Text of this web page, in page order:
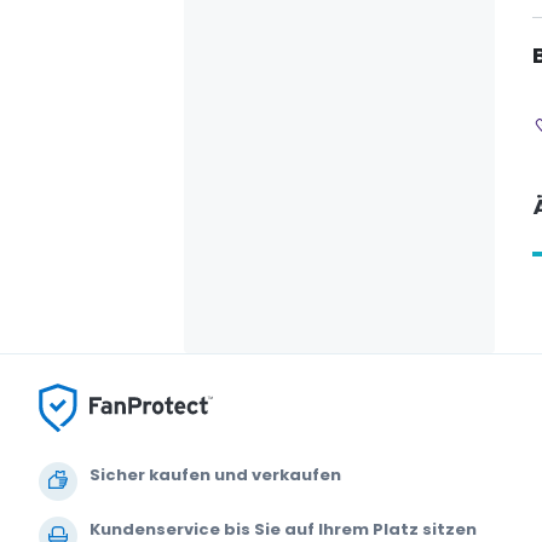
Sicher kaufen und verkaufen
Kundenservice bis Sie auf Ihrem Platz sitzen